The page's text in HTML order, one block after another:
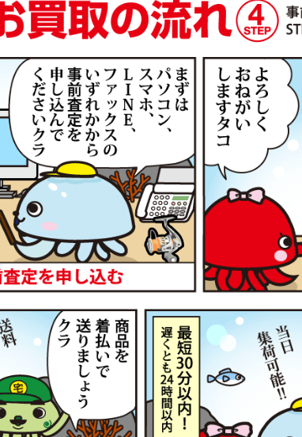
（2026/06/30迄）
（2026/06/30迄）
急瀬抜 H90V 未使用
（2026/06/30迄）
使用
（2026/06/30迄）
ストマスター MD 6000 未使用
（2026/06/30迄）
ストマスター MD 12000 未使
（2026/06/30迄）
トマスター 1000 未使用
（2026/06/30迄）
ストマスター MD 3000 未使用
（2026/06/30迄）